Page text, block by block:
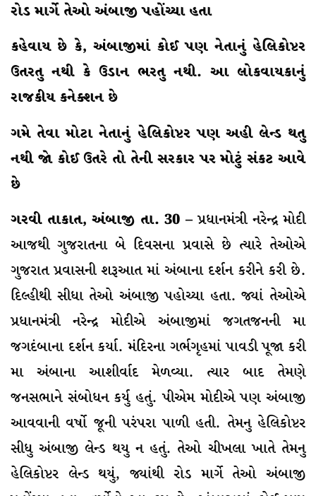
રોડ માર્ગે તેઓ અંબાજી પહોંચ્યા હતા
કહેવાય છે કે, અંબાજીમાં કોઈ પણ નેતાનું હેલિકોપ્ટર
ઉતરતુ નથી કે ઉડાન ભરતુ નથી. આ લોકવાયકાનું
રાજકીય કનેક્શન છે
ગમે તેવા મોટા નેતાનું હેલિકોપ્ટર પણ અહી લેન્ડ થતુ
નથી જો કોઈ ઉતરે તો તેની સરકાર પર મોટું સંકટ આવે
છે
ગરવી તાકાત, અંબાજી તા. 30 –પ્રધાનમંત્રી નરેન્દ્ર મોદી
આજથી ગુજરાતના બે દિવસના પ્રવાસે છે ત્યારે તેઓએ
ગુજરાત પ્રવાસની શરૂઆત માં અંબાના દર્શન કરીને કરી છે.
દિલ્હીથી સીધા તેઓ અંબાજી પહોચ્યા હતા. જ્યાં તેઓએ
પ્રધાનમંત્રી નરેન્દ્ર મોદીએ અંબાજીમાં જગતજનની મા
જગદંબાના દર્શન કર્યા. મંદિરના ગર્ભગૃહમાં પાવડી પૂજા કરી
મા અંબાના આશીર્વાદ મેળવ્યા. ત્યાર બાદ તેમણે
જનસભાને સંબોધન કર્યુ હતું. પીએમ મોદીએ પણ અંબાજી
આવવાની વર્ષો જૂની પરંપરા પાળી હતી. તેમનુ હેલિકોપ્ટર
સીધુ અંબાજી લેન્ડ થયુ ન હતું. તેઓ ચીખલા ખાતે તેમનુ
હેલિકોપ્ટર લેન્ડ થયું, જ્યાંથી રોડ માર્ગે તેઓ અંબાજી